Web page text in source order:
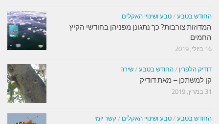
החודש בטבע / טבע ושינויי האקלים
המדוזות צורבות? כך נתגונן מפניהן בחודשי הקיץ
החמים
16 ביולי, 2019
דודיק הלפרין / החודש בטבע / שירה
קן למשתכן – מאת דודיק
31 במרץ, 2019
החודש בטבע / טבע ושינויי האקלים / קשר יומי